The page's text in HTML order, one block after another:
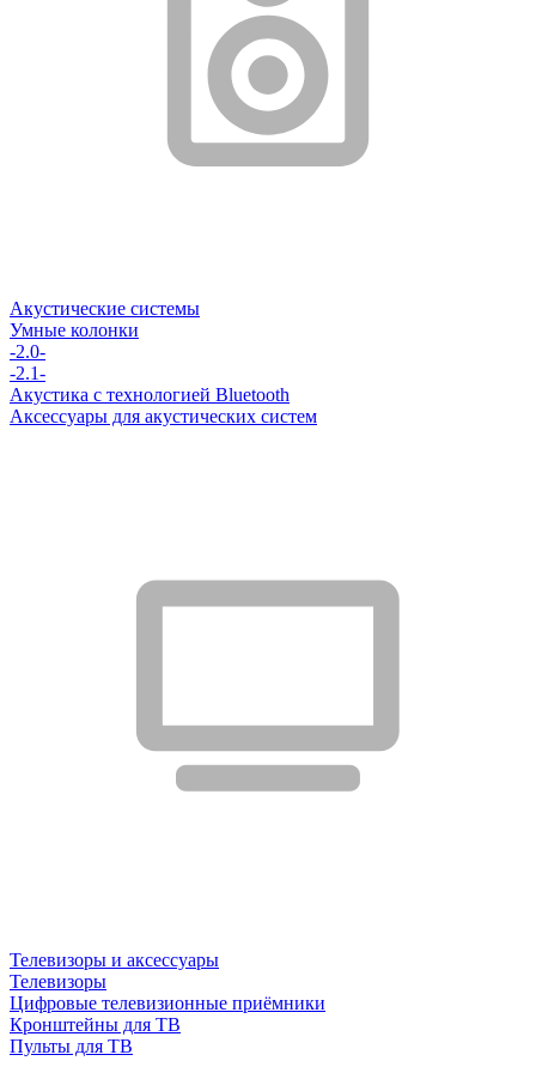
Акустические системы
Умные колонки
-2.0-
-2.1-
Акустика с технологией Bluetooth
Аксессуары для акустических систем
Телевизоры и аксессуары
Телевизоры
Цифровые телевизионные приёмники
Кронштейны для ТВ
Пульты для ТВ